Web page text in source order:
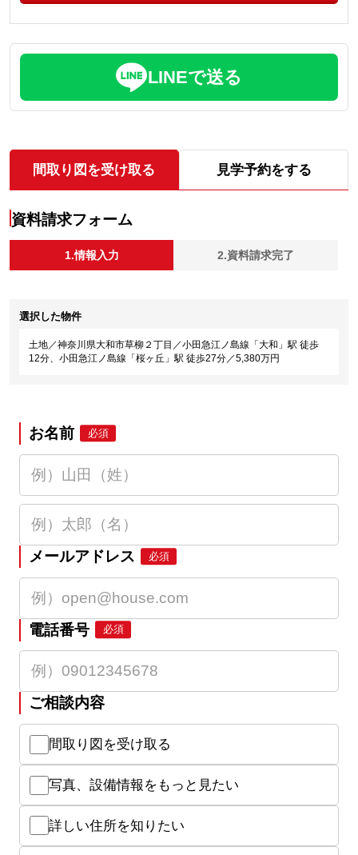
LINEで送る
間取り図を受け取る 見学予約をする
資料請求フォーム
1.情報入力 2.資料請求完了
選択した物件
土地／神奈川県大和市草柳２丁目／小田急江ノ島線「大和」駅 徒歩
12分、小田急江ノ島線「桜ヶ丘」駅 徒歩27分／5,380万円
お名前 必須
メールアドレス 必須
電話番号 必須
ご相談内容
間取り図を受け取る
写真、設備情報をもっと見たい
詳しい住所を知りたい